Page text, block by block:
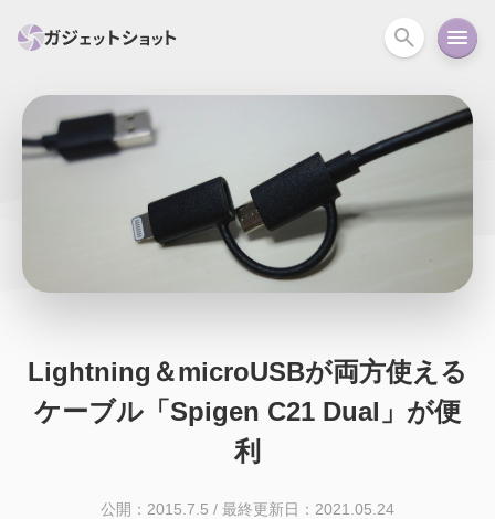
すべて PC関連 カメラ
スマートホーム アクションカメラ
Mac Android
Lightning＆microUSBが両方使える
ケーブル「Spigen C21 Dual」が便
利
公開：2015.7.5 / 最終更新日：2021.05.24